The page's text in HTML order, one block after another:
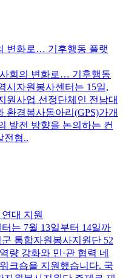
변화로… 기후행동 플랫
회의 변화로… 기후행동
시자원봉사센터는 15일,
원사업 선정단체인 전남대
환경봉사동아리(GPS)가개
발전 방향을 논의하는 컨
전협..
대 지원
는 7월 13일부터 14일까
통합자원봉사지원단 52
량 강화와 민·관 협력 네
크숍을 지원했습니다. 국